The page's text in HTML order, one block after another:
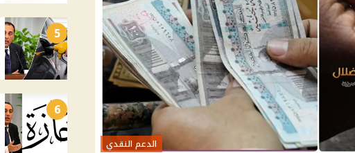
الدعم النقدي
5
6